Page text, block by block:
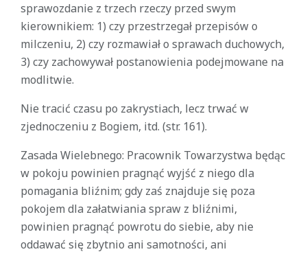
sprawozdanie z trzech rzeczy przed swym
kierownikiem: 1) czy przestrzegał przepisów o
milczeniu, 2) czy rozmawiał o sprawach duchowych,
3) czy zachowywał postanowienia podejmowane na
modlitwie.
Nie tracić czasu po zakrystiach, lecz trwać w
zjednoczeniu z Bogiem, itd. (str. 161).
Zasada Wielebnego: Pracownik Towarzystwa będąc
w pokoju powinien pragnąć wyjść z niego dla
pomagania bliźnim; gdy zaś znajduje się poza
pokojem dla załatwiania spraw z bliźnimi,
powinien pragnąć powrotu do siebie, aby nie
oddawać się zbytnio ani samotności, ani